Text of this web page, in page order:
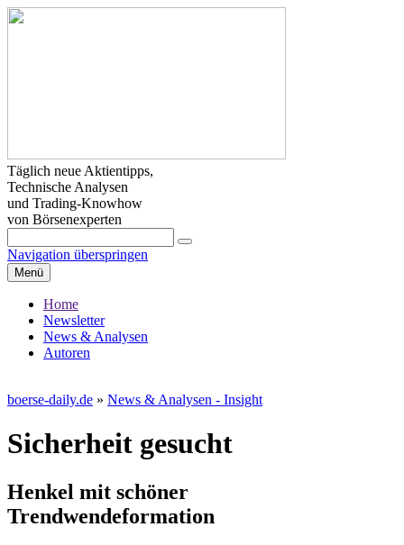
Täglich neue Aktientipps,
Technische Analysen
und Trading-Knowhow
von Börsenexperten
Navigation überspringen
Menü
Home
Newsletter
News & Analysen
Autoren
boerse-daily.de » News & Analysen - Insight
Sicherheit gesucht
Henkel mit schöner
Trendwendeformation